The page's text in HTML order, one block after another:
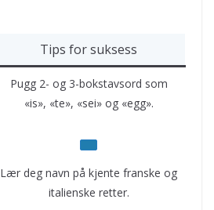
Tips for suksess
Pugg 2- og 3-bokstavsord som
«is», «te», «sei» og «egg».
Lær deg navn på kjente franske og
italienske retter.